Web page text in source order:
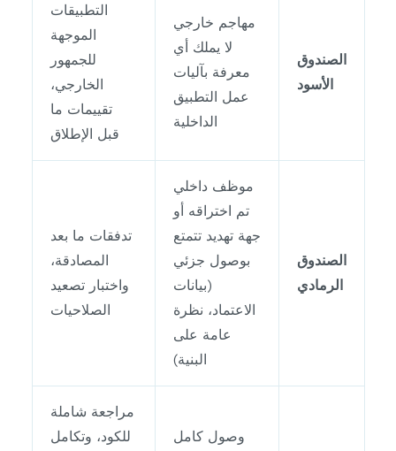
الصندوق
الأسود
مهاجم خارجي
لا يملك أي
معرفة بآليات
عمل التطبيق
الداخلية
التطبيقات
الموجهة
للجمهور
الخارجي،
تقييمات ما
قبل الإطلاق
الصندوق
الرمادي
موظف داخلي
تم اختراقه أو
جهة تهديد تتمتع
بوصول جزئي
(بيانات
الاعتماد، نظرة
عامة على
البنية)
تدفقات ما بعد
المصادقة،
واختبار تصعيد
الصلاحيات
وصول كامل
مراجعة شاملة
للكود، وتكامل